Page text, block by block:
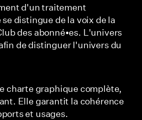
d'un traitement
distingue de la voix de la
des abonné•es. L'univers
de distinguer l'univers du
charte graphique complète,
Elle garantit la cohérence
et usages.